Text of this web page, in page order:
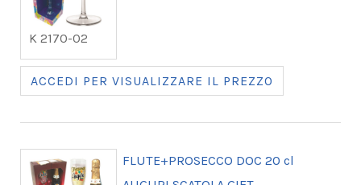
K 2170-02
ACCEDI PER VISUALIZZARE IL PREZZO
FLUTE+PROSECCO DOC 20 cl